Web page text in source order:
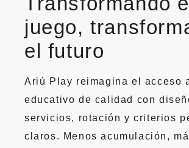
juego,
el futuro
Ariú Play reimagina el acceso
educativo de calidad con
servicios, rotación y criterios
claros. Menos acumulación,